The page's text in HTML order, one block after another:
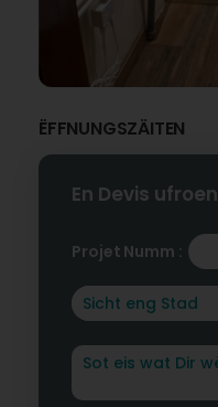
ËFFNUNGSZÄITEN
En Devis ufroen
Projet Numm :